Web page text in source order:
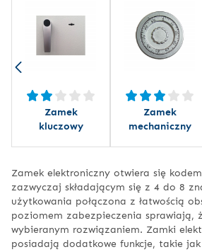
Zamek
kluczowy
Zamek
mechaniczny
Zamek elektroniczny otwiera się
zazwyczaj składającym się z 4 do 8
użytkowania połączona z łatwością
poziomem zabezpieczenia sprawiają,
wybieranym rozwiązaniem. Zamki
posiadają dodatkowe funkcje, takie jak